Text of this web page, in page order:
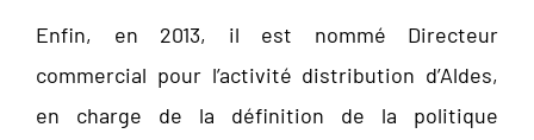
Enfin, en 2013, il est nommé Directeur
commercial pour l’activité distribution d’Aldes,
en charge de la définition de la politique